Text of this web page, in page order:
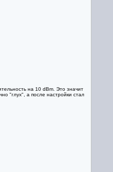
на 10 dBm. Это значит
"глух", а после настройки стал